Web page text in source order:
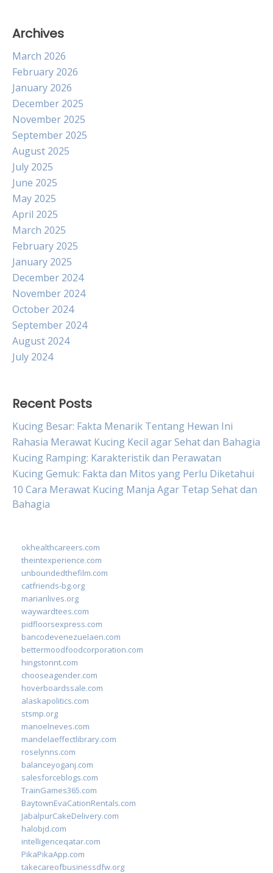
Archives
March 2026
February 2026
January 2026
December 2025
November 2025
September 2025
August 2025
July 2025
June 2025
May 2025
April 2025
March 2025
February 2025
January 2025
December 2024
November 2024
October 2024
September 2024
August 2024
July 2024
Recent Posts
Kucing Besar: Fakta Menarik Tentang Hewan Ini
Rahasia Merawat Kucing Kecil agar Sehat dan Bahagia
Kucing Ramping: Karakteristik dan Perawatan
Kucing Gemuk: Fakta dan Mitos yang Perlu Diketahui
10 Cara Merawat Kucing Manja Agar Tetap Sehat dan
Bahagia
okhealthcareers.com
theintexperience.com
unboundedthefilm.com
catfriends-bg.org
marianlives.org
waywardtees.com
pidfloorsexpress.com
bancodevenezuelaen.com
bettermoodfoodcorporation.com
hingstonnt.com
chooseagender.com
hoverboardssale.com
alaskapolitics.com
stsmp.org
manoelneves.com
mandelaeffectlibrary.com
roselynns.com
balanceyoganj.com
salesforceblogs.com
TrainGames365.com
BaytownEvaCationRentals.com
JabalpurCakeDelivery.com
halobjd.com
intelligenceqatar.com
PikaPikaApp.com
takecareofbusinessdfw.org